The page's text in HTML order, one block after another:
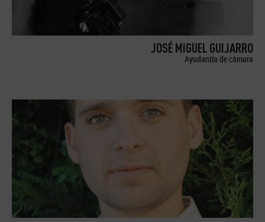
JOSÉ MIGUEL GUIJARRO
Ayudantía de cámara